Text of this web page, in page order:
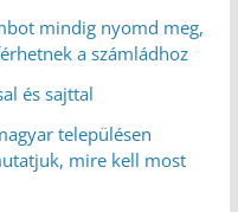
mindig nyomd meg,
a számládhoz
és sajttal
településen
mire kell most